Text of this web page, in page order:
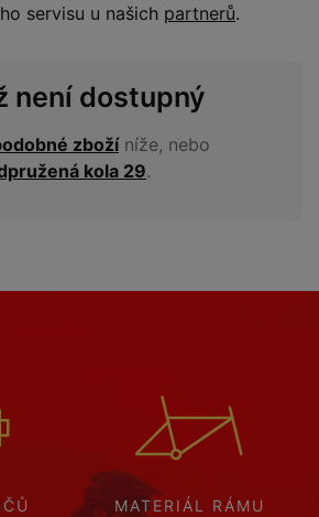
servisu u našich partnerů.
není dostupný
zbožíníže, nebo
kola 29.
MATERIÁL RÁMU